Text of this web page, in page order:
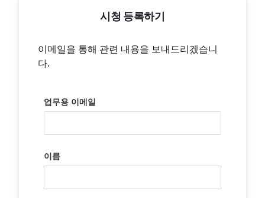
시청 등록하기
이메일을 통해 관련 내용을 보내드리겠습니
다.
업무용 이메일
이름